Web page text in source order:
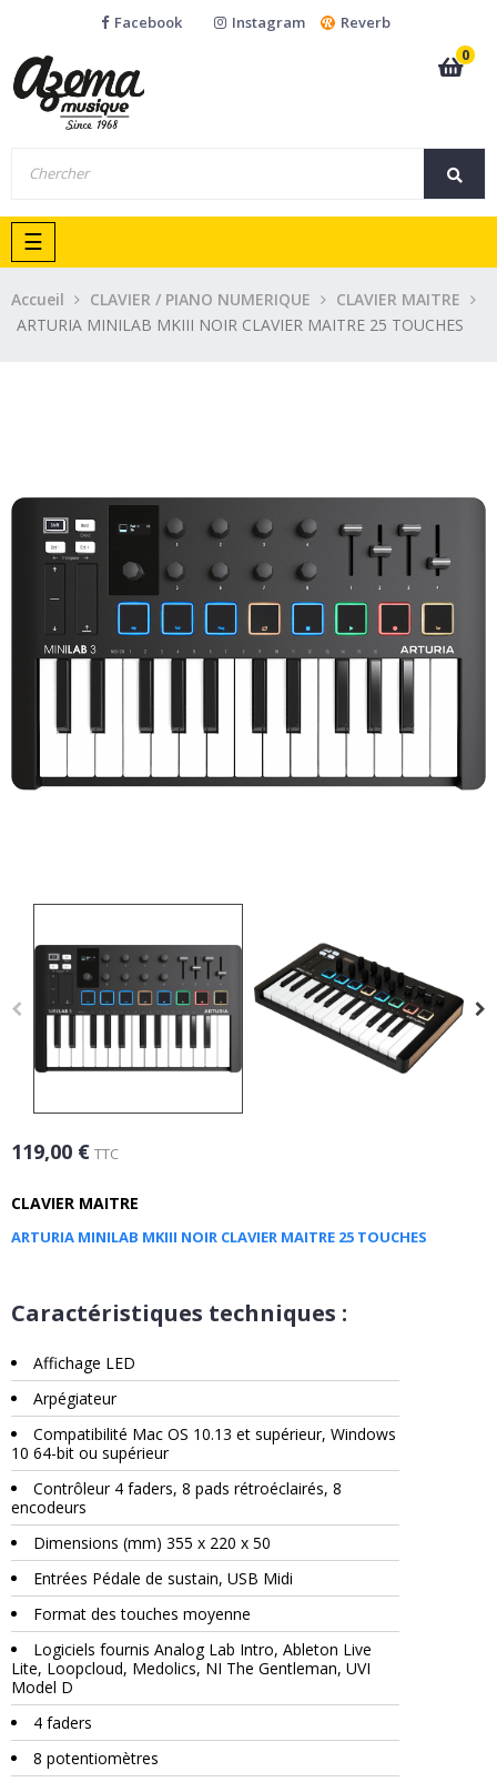
Facebook Instagram
Reverb
0
Basculer
la
navigation
☰
Accueil CLAVIER / PIANO NUMERIQUE
CLAVIER MAITRE
ARTURIA MINILAB MKIII NOIR CLAVIER MAITRE 25 TOUCHES
119,00 € TTC
CLAVIER MAITRE
ARTURIA MINILAB MKIII NOIR CLAVIER MAITRE 25 TOUCHES
Caractéristiques techniques :
Affichage LED
Arpégiateur
Compatibilité Mac OS 10.13 et supérieur, Windows
10 64-bit ou supérieur
Contrôleur 4 faders, 8 pads rétroéclairés, 8
encodeurs
Dimensions (mm) 355 x 220 x 50
Entrées Pédale de sustain, USB Midi
Format des touches moyenne
Logiciels fournis Analog Lab Intro, Ableton Live
Lite, Loopcloud, Medolics, NI The Gentleman, UVI
Model D
4 faders
8 potentiomètres